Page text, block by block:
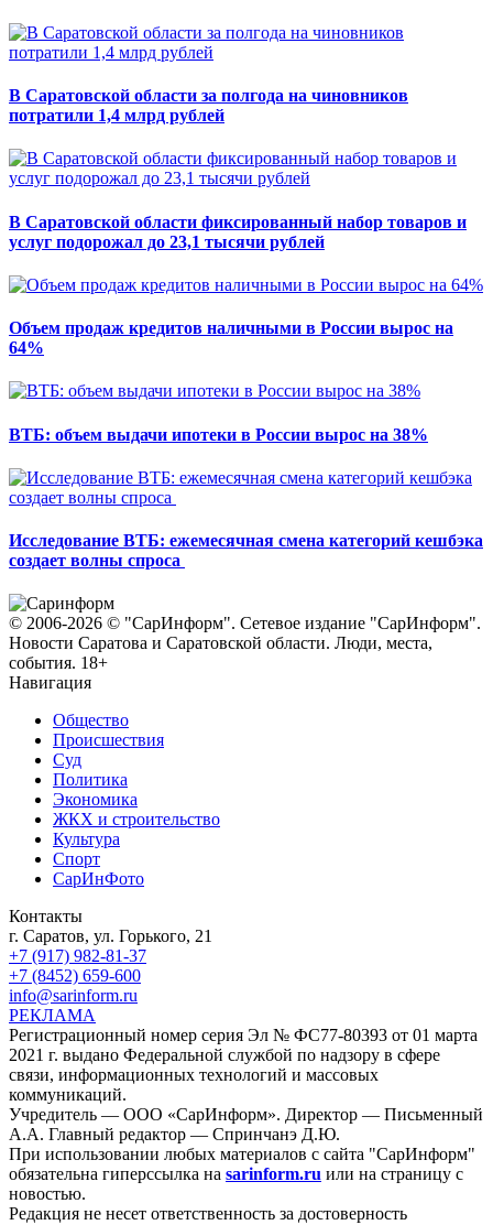
В Саратовской области за полгода на чиновников
потратили 1,4 млрд рублей
В Саратовской области фиксированный набор товаров и
услуг подорожал до 23,1 тысячи рублей
Объем продаж кредитов наличными в России вырос на
64%
ВТБ: объем выдачи ипотеки в России вырос на 38%
Исследование ВТБ: ежемесячная смена категорий кешбэка
создает волны спроса
© 2006-2026 © "СарИнформ". Сетевое издание "СарИнформ".
Новости Саратова и Саратовской области. Люди, места,
события. 18+
Навигация
Общество
Происшествия
Суд
Политика
Экономика
ЖКХ и строительство
Культура
Спорт
СарИнФото
Контакты
г. Саратов, ул. Горького, 21
+7 (917) 982-81-37
+7 (8452) 659-600
info@sarinform.ru
РЕКЛАМА
Регистрационный номер серия Эл № ФС77-80393 от 01 марта
2021 г. выдано Федеральной службой по надзору в сфере
связи, информационных технологий и массовых
коммуникаций.
Учредитель — ООО «СарИнформ». Директор — Письменный
А.А. Главный редактор — Спринчанэ Д.Ю.
При использовании любых материалов с сайта "СарИнформ"
обязательна гиперссылка на sarinform.ru или на страницу с
новостью.
Редакция не несет ответственность за достоверность